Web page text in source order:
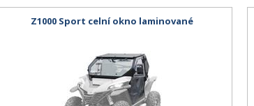
Z1000 Sport celní okno laminované